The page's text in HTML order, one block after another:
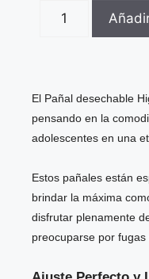
El Pañal desechable
pensando en la
adolescentes en una
Estos pañales están
brindar la máxima
disfrutar plenamente
preocuparse por